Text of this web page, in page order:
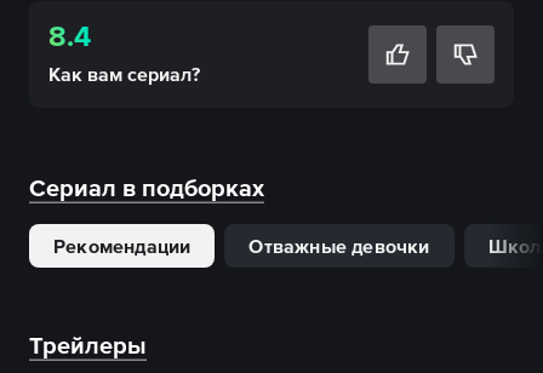
8.4
Как вам сериал?
Сериал в подборках
Рекомендации Отважные девочки
Трейлеры